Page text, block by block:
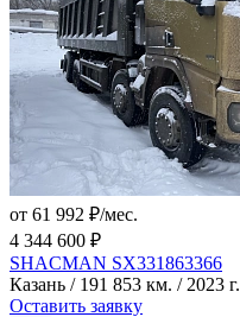
от 61 992 ₽/мес.
4 344 600 ₽
SHACMAN SX331863366
Казань / 191 853 км. / 2023 г.
Оставить заявку